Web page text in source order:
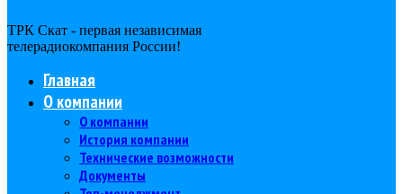
ТРК Скат - первая независимая
телерадиокомпания Роcсии!
Главная
О компании
О компании
История компании
Технические возможности
Документы